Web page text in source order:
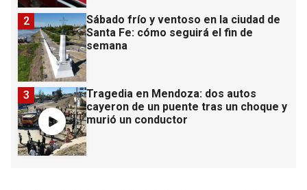
Sábado frío y ventoso en la ciudad de
Santa Fe: cómo seguirá el fin de
semana
2
Tragedia en Mendoza: dos autos
cayeron de un puente tras un choque y
murió un conductor
3